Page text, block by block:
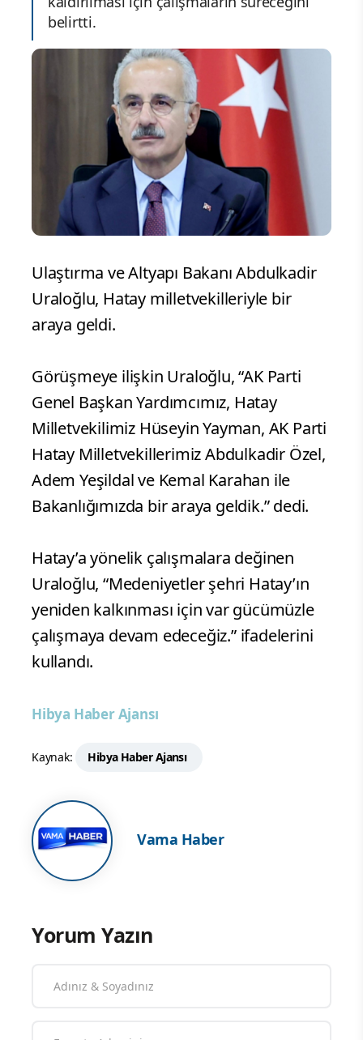
belirtti.
Ulaştırma ve Altyapı Bakanı Abdulkadir
Uraloğlu, Hatay milletvekilleriyle bir
araya geldi.
Görüşmeye ilişkin Uraloğlu, “AK Parti
Genel Başkan Yardımcımız, Hatay
Milletvekilimiz Hüseyin Yayman, AK Parti
Hatay Milletvekillerimiz Abdulkadir Özel,
Adem Yeşildal ve Kemal Karahan ile
Bakanlığımızda bir araya geldik.” dedi.
Hatay’a yönelik çalışmalara değinen
Uraloğlu, “Medeniyetler şehri Hatay’ın
yeniden kalkınması için var gücümüzle
çalışmaya devam edeceğiz.” ifadelerini
kullandı.
Hibya Haber Ajansı
Kaynak: Hibya Haber Ajansı
Vama Haber
Yorum Yazın